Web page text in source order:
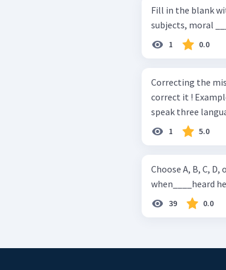
Fill in the blank with the
subjects, moral
1 0.0
Correcting the
correct it ! Example: Where you live ? Where do you live? She could to
speak three
1 5.0
Choose A, B, C, D, or E
when____heard
39 0.0